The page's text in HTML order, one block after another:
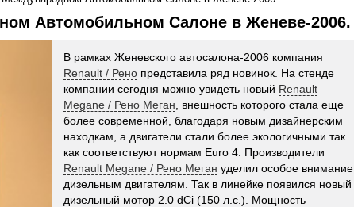
Автомобильном Салоне в Женеве-2006.
В рамках Женевского автосалона-2006 компания
Renault / Рено представила ряд новинок. На стенде
компании сегодня можно увидеть новый Renault
Megane / Рено Меган , внешность которого стала еще
более современной, благодаря новым дизайнерским
находкам, а двигатели стали более экологичными так
как соответствуют нормам Euro 4. Производители
Renault Megane / Рено Меган уделил особое внимание
дизельным двигателям. Так в линейке появился новый
дизельный мотор 2.0 dCi (150 л.с.). Мощность